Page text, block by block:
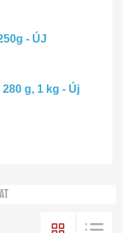
- ÚJ
g, 1 kg - Új